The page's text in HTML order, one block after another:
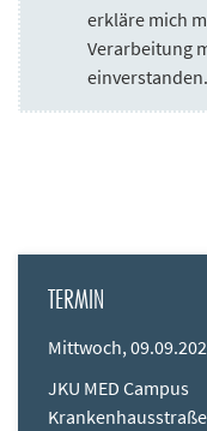
erkläre mich
Verarbeitung
einverstanden.
TERMIN
Mittwoch,
JKU MED Campus